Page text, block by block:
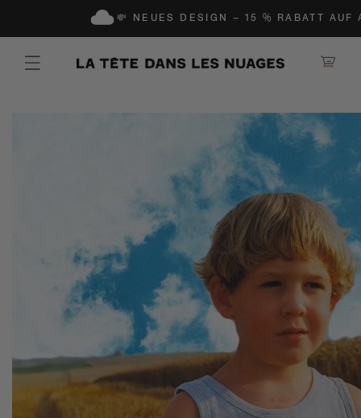
UND ZUM INHALT GEHEN
💸 NEUES DESIGN – 15 % RABATT AUF
Warenkorb